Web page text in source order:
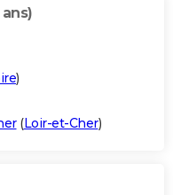
)
(Loir-et-Cher)